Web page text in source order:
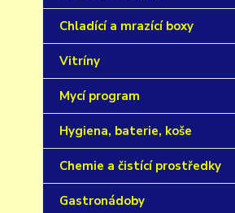
Chladící a mrazící boxy
Vitríny
Mycí program
Hygiena, baterie, koše
Chemie a čistící prostředky
Gastronádoby